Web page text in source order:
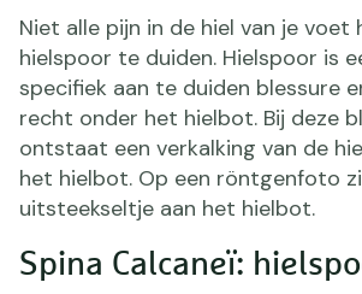
Niet alle pijn in de hiel van je voet
hielspoor te duiden. Hielspoor is
specifiek aan te duiden blessure
recht onder het hielbot. Bij deze
ontstaat een verkalking van de
het hielbot. Op een röntgenfoto
uitsteekseltje aan het hielbot.
Spina Calcaneï: